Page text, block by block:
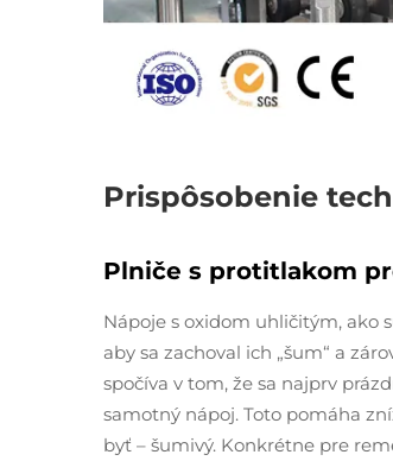
Prispôsobenie
Plniče s protitlakom
Nápoje s oxidom uhličitým, ako
aby sa zachoval ich „šum“ a
spočíva v tom, že sa najprv
samotný nápoj. Toto pomáha
byť – šumivý. Konkrétne pre